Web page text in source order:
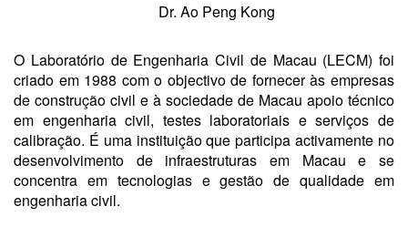
Dr. Ao Peng Kong
O Laboratório de Engenharia Civil de Macau (LECM) foi
criado em 1988 com o objectivo de fornecer às empresas
de construção civil e à sociedade de Macau apoio técnico
em engenharia civil, testes laboratoriais e serviços de
calibração. É uma instituição que participa activamente no
desenvolvimento de infraestruturas em Macau e se
concentra em tecnologias e gestão de qualidade em
engenharia civil.